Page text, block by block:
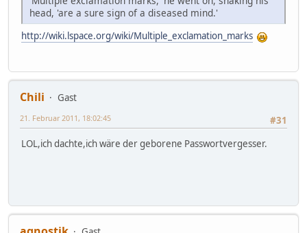
head, 'are a sure sign of a diseased mind.'
http://wiki.lspace.org/wiki/Multiple_exclamation_marks
Chili
Gast
#31
21. Februar 2011, 18:02:45
LOL,ich dachte,ich wäre der geborene Passwortvergesser.